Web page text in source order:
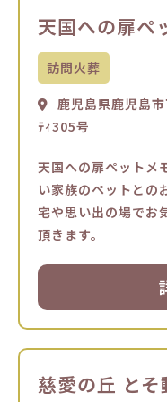
天国への扉ペ
訪問火葬
鹿児島県鹿児島
ﾃｨ305号
天国への扉ペットメ
い家族のペットとの
宅や思い出の場でお
頂きます。
慈愛の丘 とそ